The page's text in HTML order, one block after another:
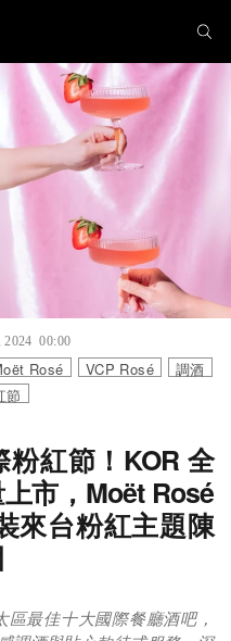
00:00
Rosé VCP Rosé
調酒
節
粉紅節！KOR 全
市，Moët Rosé
來台粉紅主題陳
最佳十大國際餐廳酒吧，